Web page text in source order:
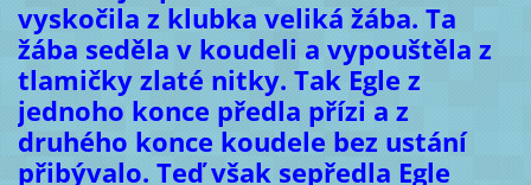
vyskočila z klubka veliká žába. Ta
žába seděla v koudeli a vypouštěla z
tlamičky zlaté nitky. Tak Egle z
jednoho konce předla přízi a z
druhého konce koudele bez ustání
přibývalo. Teď však sepředla Egle